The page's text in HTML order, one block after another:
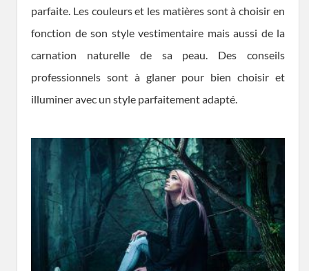
parfaite. Les couleurs et les matières sont à choisir en
fonction de son style vestimentaire mais aussi de la
carnation naturelle de sa peau. Des conseils
professionnels sont à glaner pour bien choisir et
illuminer avec un style parfaitement adapté.